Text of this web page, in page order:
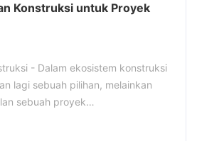
Konstruksi untuk Proyek
- Dalam ekosistem konstruksi
lagi sebuah pilihan, melainkan
sebuah proyek…